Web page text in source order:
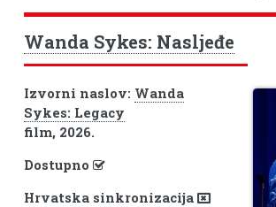
Wanda Sykes: Nasljeđe
Izvorni naslov: Wanda
Sykes: Legacy
film, 2026.
Dostupno
Hrvatska sinkronizacija